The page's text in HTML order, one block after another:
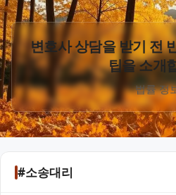
변호사 상담을 받기 전
팁을 소개
법률 정
#소송대리